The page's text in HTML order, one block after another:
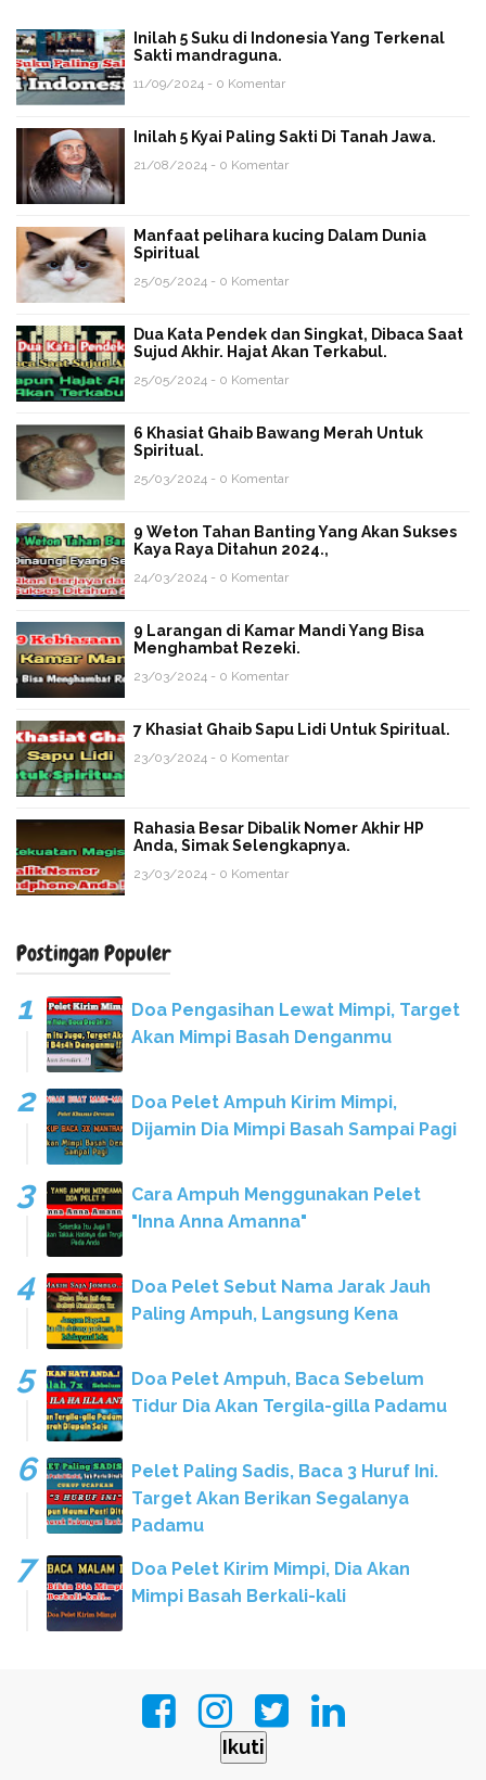
Inilah 5 Suku di Indonesia Yang Terkenal
Sakti mandraguna.
11/09/2024 - 0 Komentar
Inilah 5 Kyai Paling Sakti Di Tanah Jawa.
21/08/2024 - 0 Komentar
Manfaat pelihara kucing Dalam Dunia
Spiritual
25/05/2024 - 0 Komentar
Dua Kata Pendek dan Singkat, Dibaca Saat
Sujud Akhir. Hajat Akan Terkabul.
25/05/2024 - 0 Komentar
6 Khasiat Ghaib Bawang Merah Untuk
Spiritual.
25/03/2024 - 0 Komentar
9 Weton Tahan Banting Yang Akan Sukses
Kaya Raya Ditahun 2024.,
24/03/2024 - 0 Komentar
9 Larangan di Kamar Mandi Yang Bisa
Menghambat Rezeki.
23/03/2024 - 0 Komentar
7 Khasiat Ghaib Sapu Lidi Untuk Spiritual.
23/03/2024 - 0 Komentar
Rahasia Besar Dibalik Nomer Akhir HP
Anda, Simak Selengkapnya.
23/03/2024 - 0 Komentar
Postingan Populer
Doa Pengasihan Lewat Mimpi, Target
Akan Mimpi Basah Denganmu
Doa Pelet Ampuh Kirim Mimpi,
Dijamin Dia Mimpi Basah Sampai Pagi
Cara Ampuh Menggunakan Pelet
"Inna Anna Amanna"
Doa Pelet Sebut Nama Jarak Jauh
Paling Ampuh, Langsung Kena
Doa Pelet Ampuh, Baca Sebelum
Tidur Dia Akan Tergila-gilla Padamu
Pelet Paling Sadis, Baca 3 Huruf Ini.
Target Akan Berikan Segalanya
Padamu
Doa Pelet Kirim Mimpi, Dia Akan
Mimpi Basah Berkali-kali
Ikuti